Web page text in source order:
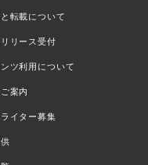
転載について
リース受付
ツ利用について
案内
イター募集